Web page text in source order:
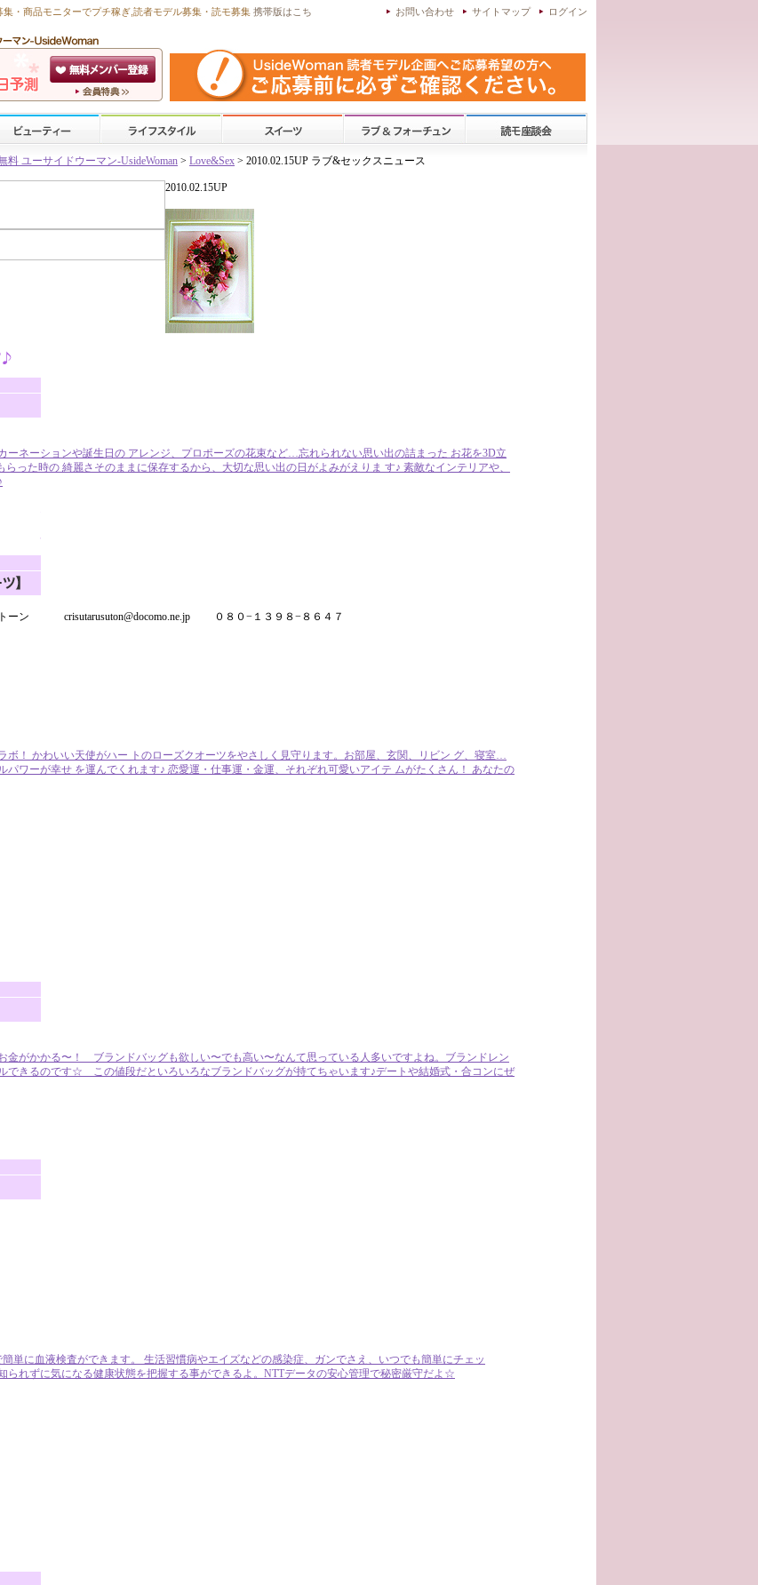
集・商品モニターでプチ稼ぎ ,読者モデル募集・ 読モ募集 携帯版はこち
ログイン
サイトマップ
お問い合わせ
ユーサイドウーマン-UsideWoman > Love&Sex > 2010.02.15UP ラブ&セックスニュース
2010.02.15UP
ーネーションや誕生日の アレンジ、プロポーズの花束など…忘れられない思い出の詰まった お花を3D立
った時の 綺麗さそのままに保存するから、大切な思い出の日がよみがえりま す♪ 素敵なインテリアや、
トーン crisutarusuton@docomo.ne.jp ０８０−１３９８−８６４７
ボ！ かわいい天使がハー トのローズクオーツをやさしく見守ります。お部屋、玄関、リビン グ、寝室…
パワーが幸せ を運んでくれます♪ 恋愛運・仕事運・金運、それぞれ可愛いアイテ ムがたくさん！ あなたの
金がかかる〜！ ブランドバッグも欲しい〜でも高い〜なんて思っている人多いですよね。ブランドレン
できるのです☆ この値段だといろいろなブランドバッグが持てちゃいます♪デートや結婚式・合コンにぜ
単に血液検査ができます。 生活習慣病やエイズなどの感染症、ガンでさえ、いつでも簡単にチェッ
れずに気になる健康状態を把握する事ができるよ。NTTデータの安心管理で秘密厳守だよ☆